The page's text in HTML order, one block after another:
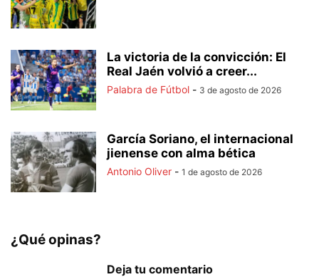
La victoria de la convicción: El
Real Jaén volvió a creer...
Palabra de Fútbol - 3 de agosto de 2026
García Soriano, el internacional
jienense con alma bética
Antonio Oliver - 1 de agosto de 2026
¿Qué opinas?
Deja tu comentario